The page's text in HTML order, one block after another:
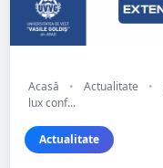
Acasă • Actualitate •
lux conf...
Actualitate